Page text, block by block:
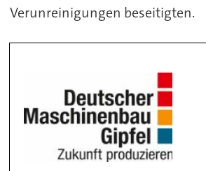
Verunreinigungen beseitigten.